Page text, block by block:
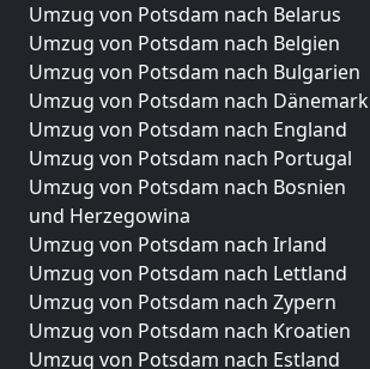
Umzug von Potsdam nach Belarus
Umzug von Potsdam nach Belgien
Umzug von Potsdam nach Bulgarien
Umzug von Potsdam nach Dänemark
Umzug von Potsdam nach England
Umzug von Potsdam nach Portugal
Umzug von Potsdam nach Bosnien
und Herzegowina
Umzug von Potsdam nach Irland
Umzug von Potsdam nach Lettland
Umzug von Potsdam nach Zypern
Umzug von Potsdam nach Kroatien
Umzug von Potsdam nach Estland